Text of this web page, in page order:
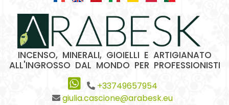
INCENSO, MINERALI, GIOIELLI E ARTIGIANATO
ALL'INGROSSO DAL MONDO PER PROFESSIONISTI
+33749657954
giulia.cascione@arabesk.eu